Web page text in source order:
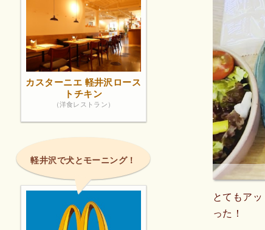
とてもア
った！
カスターニエ 軽井沢ロース
トチキン
（洋食レストラン）
軽井沢で犬とモーニング！